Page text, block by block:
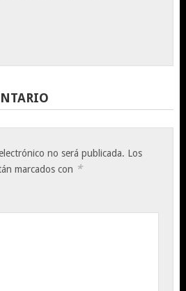
no será publicada. Los
marcados con *